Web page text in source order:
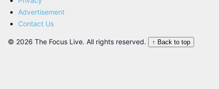
Advertisement
Contact Us
© 2026 The Focus Live. All rights reserved. ↑ Back to top